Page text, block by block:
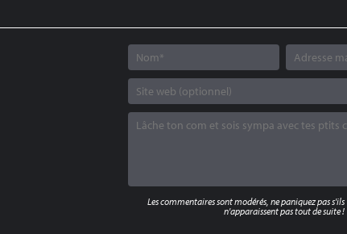
Les commentaires sont modérés, ne paniquez pas s'ils
n'apparaissent pas tout de suite !